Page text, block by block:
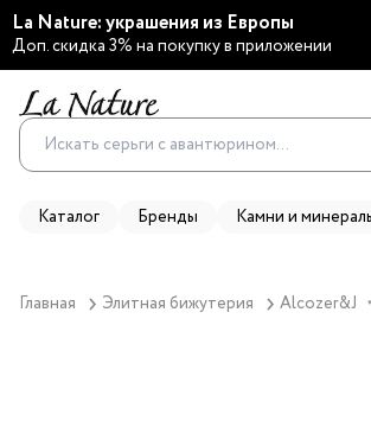
La Nature: украшения из Европы
Доп. скидка 3% на покупку в приложении
Каталог Бренды Камни и
Главная Элитная бижутерия Alcozer&J ▼